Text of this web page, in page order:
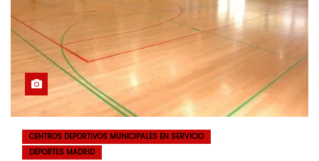
CENTROS DEPORTIVOS MUNICIPALES EN SERVICIO
DEPORTES MADRID